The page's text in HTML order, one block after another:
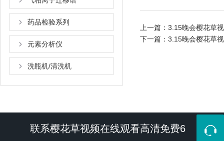
药品检验系列
元素分析仪
洗瓶机/清洗机
上一篇： 3.15晚会樱花草视
下一篇： 3.15晚会樱花草视
联系樱花草视频在线观看高清免费6